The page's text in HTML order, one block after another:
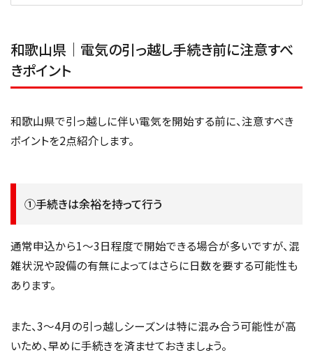
和歌山県｜電気の引っ越し手続き前に注意すべ
きポイント
和歌山県で引っ越しに伴い電気を開始する前に、注意すべき
ポイントを2点紹介します。
①手続きは余裕を持って行う
通常申込から1～3日程度で開始できる場合が多いですが、混
雑状況や設備の有無によってはさらに日数を要する可能性も
あります。
また、3～4月の引っ越しシーズンは特に混み合う可能性が高
いため、早めに手続きを済ませておきましょう。